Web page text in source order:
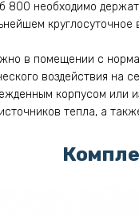
800 необходимо
в помещении с
воздействия
корпусом или
тепла, а